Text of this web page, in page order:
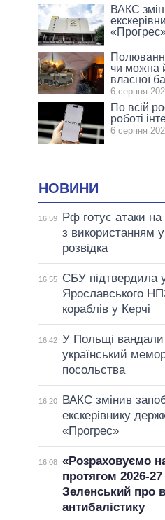
ВАКС
чи можна
власної
6 серпня
По всій
роботі
6 серпня
НОВИНИ
16:59
Рф готує атаки на
з використанням
розвідка
16:55
СБУ підтвердила
Ярославського
кораблів у Керчі
16:42 У Польщі
український
посольства
16:20
ВАКС змінив
екскерівнику
«Прогрес»
16:08 «Розраховуємо
протягом 2026-27
Зеленський про
антибалістику